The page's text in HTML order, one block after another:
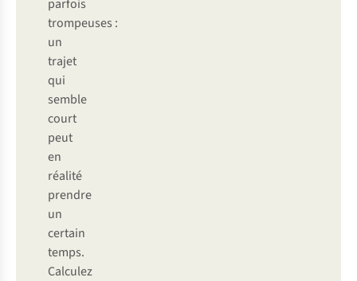
parfois
trompeuses :
un
trajet
qui
semble
court
peut
en
réalité
prendre
un
certain
temps.
Calculez